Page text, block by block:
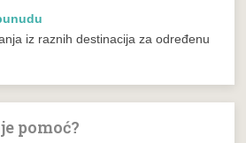
iz raznih destinacija za određenu
pomoć?